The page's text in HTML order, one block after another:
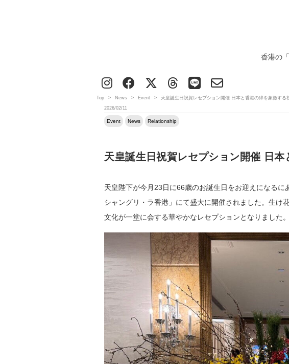
香港の
Top > News > Event >
天皇誕生日祝賀レセプション開催 日本と香港の絆を象徴する
2026/02/11
Event News Relationship
天皇誕生日祝賀レセプション開催 日
天皇陛下が今月23日に66歳のお誕生日をお迎えになる
シャングリ・ラ香港」にて盛大に開催されました。生け
文化が一堂に会する華やかなレセプションとなりました。